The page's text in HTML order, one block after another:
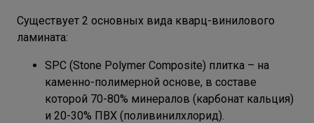
Существует 2 основных вида кварц-винилового
ламината:
SPC (Stone Polymer Composite) плитка – на
каменно-полимерной основе, в составе
которой 70-80% минералов (карбонат кальция)
и 20-30% ПВХ (поливинилхлорид).